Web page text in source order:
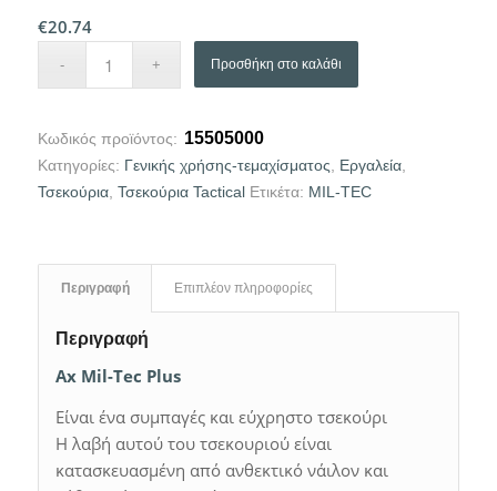
€20.74
Προσθήκη στο καλάθι
Κωδικός προϊόντος: 15505000
Κατηγορίες: Γενικής χρήσης-τεμαχίσματος, Εργαλεία,
Τσεκούρια, Τσεκούρια Tactical Ετικέτα: MIL-TEC
Περιγραφή Επιπλέον πληροφορίες
Περιγραφή
Ax Mil-Tec Plus
Είναι ένα συμπαγές και εύχρηστο τσεκούρι
Η λαβή αυτού του τσεκουριού είναι
κατασκευασμένη από ανθεκτικό νάιλον και